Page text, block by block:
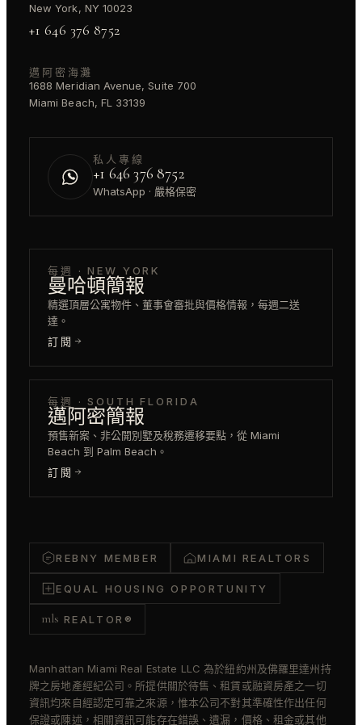
New York, NY 10023
+1 646 376 8752
邁阿密海灘
1688 Meridian Avenue, Suite 700
Miami Beach, FL 33139
私人專線
+1 646 376 8752
WhatsApp · 嚴格保密
每週 · NEW YORK
曼哈頓簡報
精選頂層公寓物件、董事會審批與價格情報，每週二送
達。
訂閱
每週 · SOUTH FLORIDA
邁阿密簡報
預售新案、非公開別墅及稅務遷移要點，從 Miami
Beach 到 Palm Beach。
訂閱
REBNY MEMBER MIAMI REALTORS
EQUAL HOUSING OPPORTUNITY
mls REALTOR®
Manhattan Miami Real Estate LLC 為於紐約州及佛羅里達州持
牌之房地產經紀公司。所提供關於待售、租賃或融資房產之一切
資訊均來自經認定可靠之來源，惟本公司不對其準確性作出任何
保證或陳述，相關資訊可能存在錯誤、遺漏，價格、租金或其他